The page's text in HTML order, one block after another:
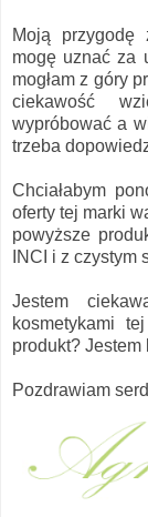
Moją przygodę
mogę uznać za
mogłam z góry
ciekawość
wypróbować a
trzeba
Chciałabym
oferty tej marki
powyższe
INCI i z czystym
Jestem
kosmetykami
produkt?
Pozdrawiam